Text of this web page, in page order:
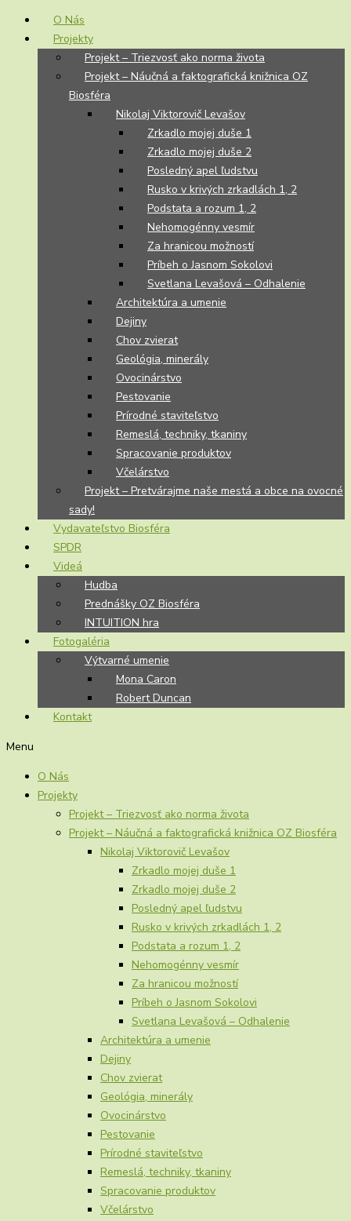
O Nás
Projekty
Projekt – Triezvosť ako norma života
Projekt – Náučná a faktografická knižnica OZ
Biosféra
Nikolaj Viktorovič Levašov
Zrkadlo mojej duše 1
Zrkadlo mojej duše 2
Posledný apel ľudstvu
Rusko v krivých zrkadlách 1, 2
Podstata a rozum 1, 2
Nehomogénny vesmír
Za hranicou možností
Príbeh o Jasnom Sokolovi
Svetlana Levašová – Odhalenie
Architektúra a umenie
Dejiny
Chov zvierat
Geológia, minerály
Ovocinárstvo
Pestovanie
Prírodné staviteľstvo
Remeslá, techniky, tkaniny
Spracovanie produktov
Včelárstvo
Projekt – Pretvárajme naše mestá a obce na ovocné
sady!
Vydavateľstvo Biosféra
SPDR
Videá
Hudba
Prednášky OZ Biosféra
INTUITION hra
Fotogaléria
Výtvarné umenie
Mona Caron
Robert Duncan
Kontakt
Menu
O Nás
Projekty
Projekt – Triezvosť ako norma života
Projekt – Náučná a faktografická knižnica OZ Biosféra
Nikolaj Viktorovič Levašov
Zrkadlo mojej duše 1
Zrkadlo mojej duše 2
Posledný apel ľudstvu
Rusko v krivých zrkadlách 1, 2
Podstata a rozum 1, 2
Nehomogénny vesmír
Za hranicou možností
Príbeh o Jasnom Sokolovi
Svetlana Levašová – Odhalenie
Architektúra a umenie
Dejiny
Chov zvierat
Geológia, minerály
Ovocinárstvo
Pestovanie
Prírodné staviteľstvo
Remeslá, techniky, tkaniny
Spracovanie produktov
Včelárstvo